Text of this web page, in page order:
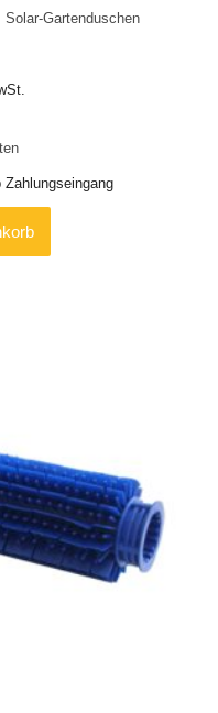
Gartenduschen
Zahlungseingang